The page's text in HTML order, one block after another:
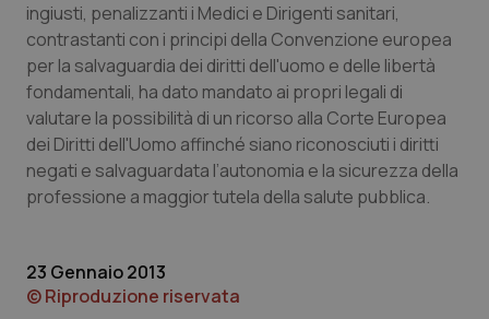
Puglia
Sardegna
Sicilia
Toscana
Umbria
Malattie rare
Malattia di Crohn & Rettocolite Ulcerosa
Neuroscienze & patologie neurodegenerative
Obesità
Oftalmologia
ingiusti, penalizzanti i Medici e Dirigenti sanitari,
contrastanti con i principi della Convenzione europea
per la salvaguardia dei diritti dell'uomo e delle libertà
fondamentali, ha dato mandato ai propri legali di
valutare la possibilità di un ricorso alla Corte Europea
dei Diritti dell'Uomo affinché siano riconosciuti i diritti
negati e salvaguardata l’autonomia e la sicurezza della
professione a maggior tutela della salute pubblica.
23 Gennaio 2013
© Riproduzione riservata